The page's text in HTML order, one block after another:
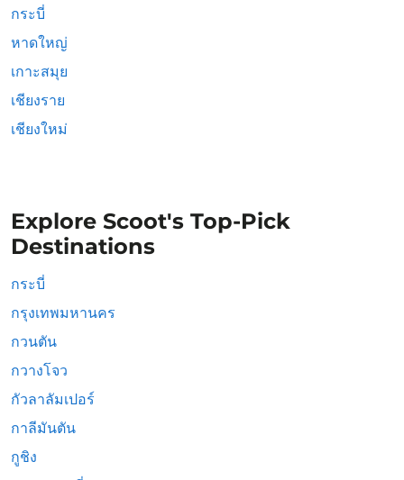
กระบี่
หาดใหญ่
เกาะสมุย
เชียงราย
เชียงใหม่
Explore Scoot's Top-Pick
Destinations
กระบี่
กรุงเทพมหานคร
กวนตัน
กวางโจว
กัวลาลัมเปอร์
กาลีมันตัน
กูชิง